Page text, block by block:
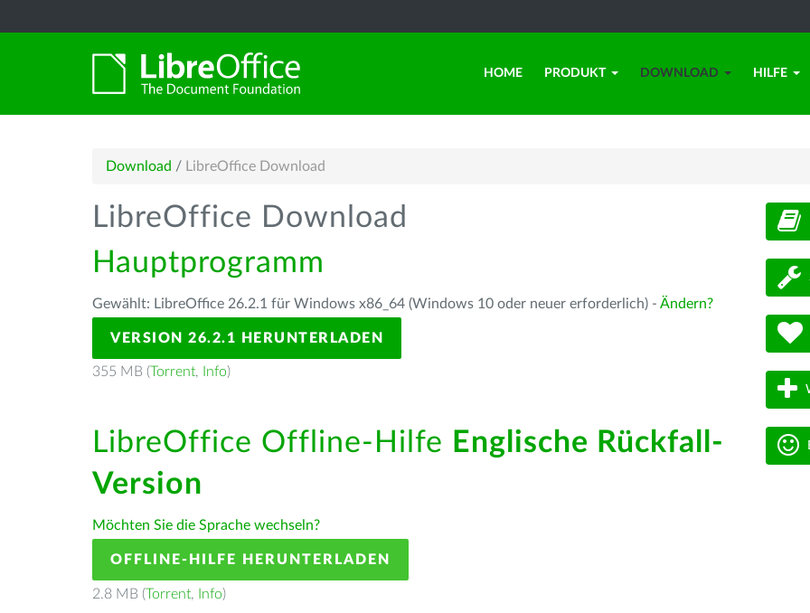
HOME PRODUKT DOWNLOAD HILFE
Download / LibreOffice Download
LibreOffice Download
Hauptprogramm
Gewählt: LibreOffice 26.2.1 für Windows x86_64 (Windows 10 oder neuer erforderlich) - Ändern?
VERSION 26.2.1 HERUNTERLADEN
355 MB (Torrent, Info)
LibreOffice Offline-Hilfe Englische Rückfall-
Version
Möchten Sie die Sprache wechseln?
OFFLINE-HILFE HERUNTERLADEN
2.8 MB (Torrent, Info)